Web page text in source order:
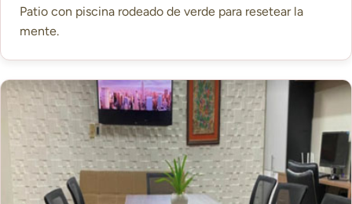
Patio con piscina rodeado de verde para resetear la
mente.